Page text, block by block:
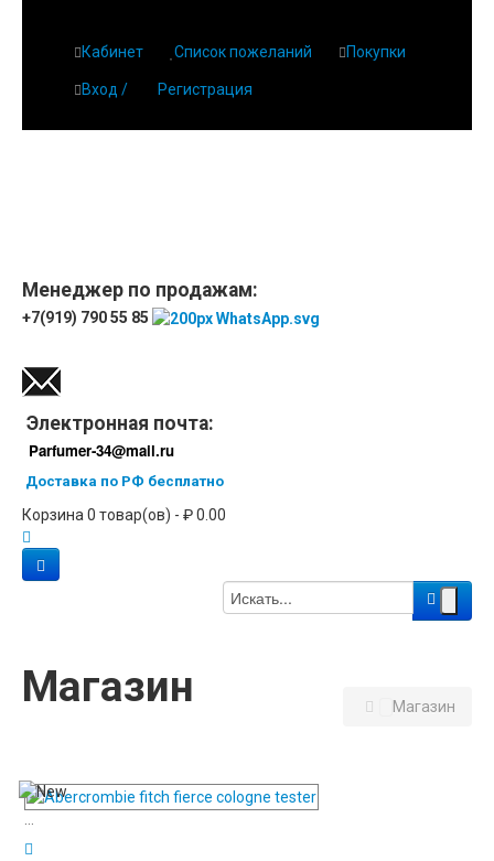
Кабинет Список пожеланий Покупки
Вход / Регистрация
Менеджер по продажам:
+7(919) 790 55 85
Электронная почта:
Parfumer-34@mail.ru
Доставка по РФ бесплатно
Корзина 0 товар(ов) - ₽ 0.00
Магазин Магазин
...
Парфюмерия
Новинки
Отзывы
Доставка
Контакты